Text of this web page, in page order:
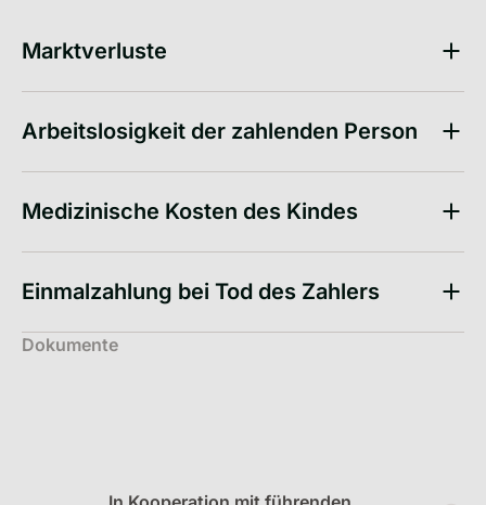
Marktverluste
Arbeitslosigkeit der zahlenden Person
Medizinische Kosten des Kindes
Einmalzahlung bei Tod des Zahlers
Dokumente